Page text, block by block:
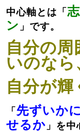
中心軸とは「
ン 」です。
自分の周
いのなら
自分が輝
「先ずいか
せるか 」を中